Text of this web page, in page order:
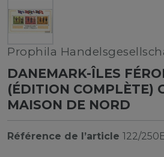
Prophila
DANEMARK-ÎLES
(ÉDITION COMPLÈTE)
MAISON DE NORD
Référence de l’article 122/